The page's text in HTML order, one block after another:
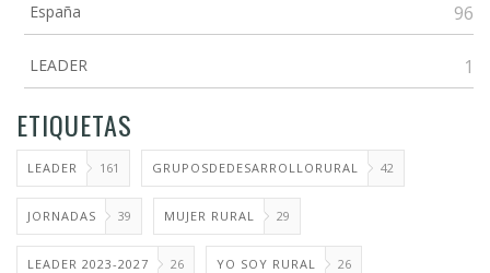
España 96
LEADER 1
ETIQUETAS
LEADER 161 GRUPOSDEDESARROLLORURAL 42
JORNADAS 39 MUJER RURAL 29
LEADER 2023-2027 26 YO SOY RURAL 26